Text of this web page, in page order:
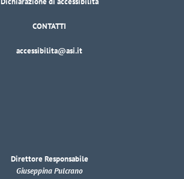
CONTATTI
accessibilita@asi.it
Direttore Responsabile
Giuseppina Pulcrano